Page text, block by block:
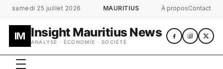
Aller au contenu principal
samedi 25 juillet 2026 MAURITIUS À proposContact
IM Insight Mauritius News
ANALYSE · ÉCONOMIE · SOCIÉTÉ